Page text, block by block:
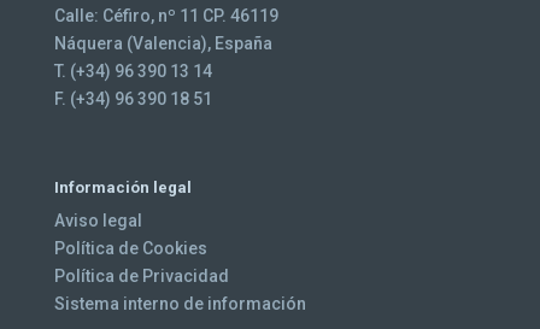
Calle: Céfiro, nº 11 CP. 46119
Náquera (Valencia), España
T. (+34) 96 390 13 14
F. (+34) 96 390 18 51
Información legal
Aviso legal
Política de Cookies
Política de Privacidad
Sistema interno de información